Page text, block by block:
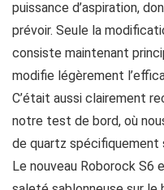
puissance d’aspiration,
prévoir. Seule la
consiste maintenant
modifie légèrement
C’était aussi clairement
notre test de bord, où
de quartz spécifiquement
Le nouveau Roborock S6